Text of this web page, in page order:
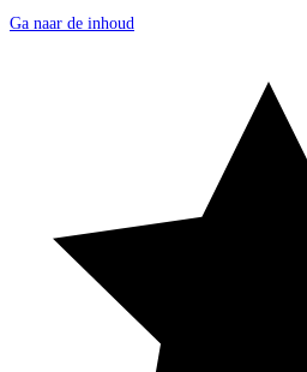
Ga naar de inhoud